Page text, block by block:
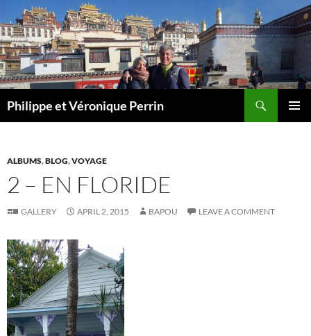
to
content
Philippe et Véronique Perrin
ALBUMS,BLOG,VOYAGE
2 – EN FLORIDE
GALLERY APRIL 2, 2015 BAPOU LEAVE A COMMENT